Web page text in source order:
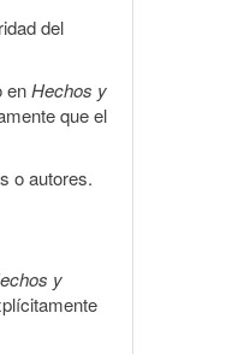
del
enHechos y
que el
o autores.
y